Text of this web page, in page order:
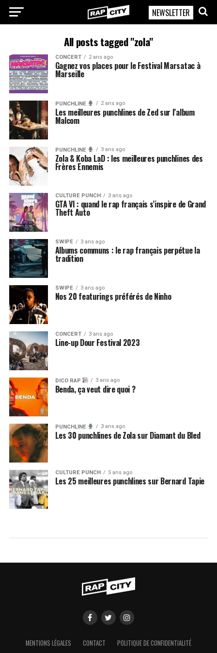
RapCity
NEWSLETTER
All posts tagged "zola"
CONCERT 2 ans ago
Gagnez vos places pour le Festival Marsatac à
Marseille
PUNCHLINE 2 ans ago
Les meilleures punchlines de Zed sur l’album
Malcom
PUNCHLINE 3 ans ago
Zola & Koba LaD : les meilleures punchlines des
Frères Ennemis
CULTURE PUNCH 3 ans ago
GTA VI : quand le rap français s’inspire de Grand
Theft Auto
SWIPE 3 ans ago
Albums communs : le rap français perpétue la
tradition
SWIPE 3 ans ago
Nos 20 featurings préférés de Ninho
CONCERT 3 ans ago
Line-up Dour Festival 2023
DICO RAP 3 ans ago
Benda, ça veut dire quoi ?
PUNCHLINE 3 ans ago
Les 30 punchlines de Zola sur Diamant du Bled
CULTURE PUNCH 5 ans ago
Les 25 meilleures punchlines sur Bernard Tapie
MENTIONS LÉGALES CONTACT POLITIQUE DE CONFIDENTIALITÉ